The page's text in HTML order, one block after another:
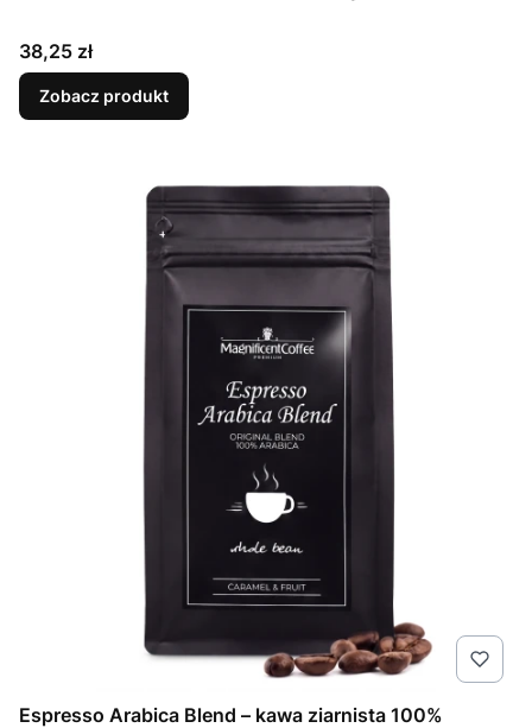
Cena
38,25 zł
Zobacz produkt
Espresso Arabica Blend – kawa ziarnista 100%